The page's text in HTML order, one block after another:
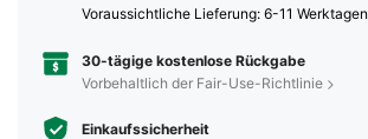
Voraussichtliche Lieferung: 6-11 Werktagen
30-tägige kostenlose Rückgabe
Vorbehaltlich der Fair-Use-Richtlinie
Einkaufssicherheit